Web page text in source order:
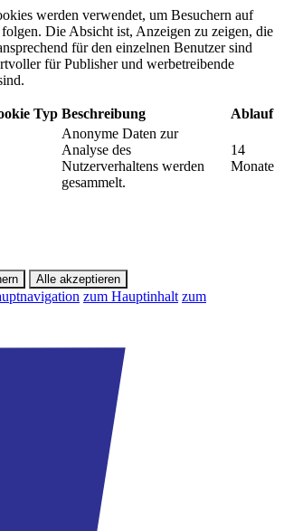
werden verwendet, um Besuchern auf
Die Absicht ist, Anzeigen zu zeigen, die
für den einzelnen Benutzer sind
für Publisher und werbetreibende
Typ Beschreibung Ablauf
Anonyme Daten zur
Analyse des
Nutzerverhaltens werden
gesammelt.
14
Monate
Alle akzeptieren
zum Hauptinhalt zum